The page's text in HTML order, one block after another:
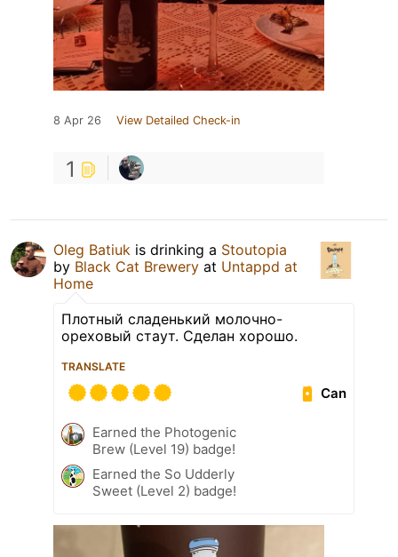
8 Apr 26 View Detailed Check-in
1
Oleg Batiuk is drinking a Stoutopia
by Black Cat Brewery at Untappd at
Home
Плотный сладенький молочно-
ореховый стаут. Сделан хорошо.
TRANSLATE
Can
Earned the Photogenic
Brew (Level 19) badge!
Earned the So Udderly
Sweet (Level 2) badge!